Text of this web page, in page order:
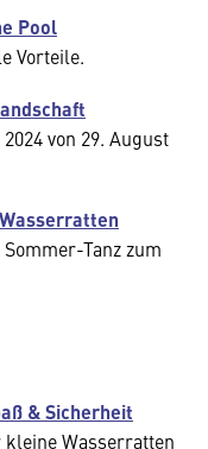
Pool
Vorteile.
von 29. August
Tanz zum
& Sicherheit
Wasserratten